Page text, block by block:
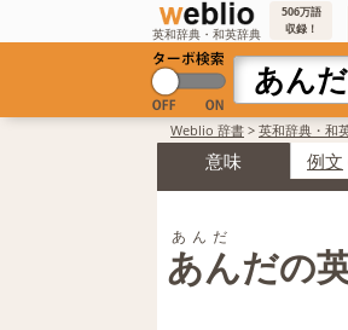
英和辞典・和英辞典
506万語
収録！
Weblio 辞書 > 英和辞典・和
意味 例文
あんだの
あんだ